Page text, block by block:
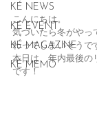
KÉ NEWS
KÉ EVENT
KÉ MAGAZINE
KÉ MEMO
こんにちは。
気づいたら冬がやっ
わってしまいそうで
本日は、年内最後の
です！